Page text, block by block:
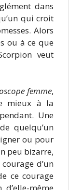
dans
qui croit
Alors
ou à ce que
veut
femme,
mieux à la
Une
quelqu’un
ou pour
peu bizarre,
d’un
ce courage